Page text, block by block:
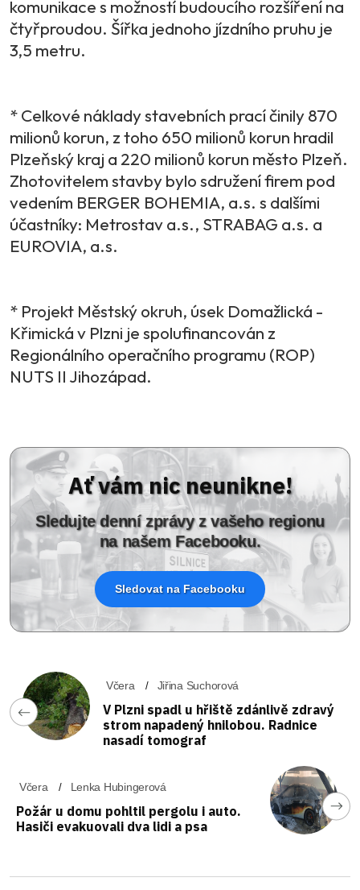
komunikace s možností budoucího rozšíření na
čtyřproudou. Šířka jednoho jízdního pruhu je
3,5 metru.
* Celkové náklady stavebních prací činily 870
milionů korun, z toho 650 milionů korun hradil
Plzeňský kraj a 220 milionů korun město Plzeň.
Zhotovitelem stavby bylo sdružení firem pod
vedením BERGER BOHEMIA, a.s. s dalšími
účastníky: Metrostav a.s., STRABAG a.s. a
EUROVIA, a.s.
* Projekt Městský okruh, úsek Domažlická -
Křimická v Plzni je spolufinancován z
Regionálního operačního programu (ROP)
NUTS II Jihozápad.
Ať vám nic neunikne!
Sledujte denní zprávy z vašeho regionu
na našem Facebooku.
Sledovat na Facebooku
Včera Jiřina Suchorová
V Plzni spadl u hřiště zdánlivě zdravý
strom napadený hnilobou. Radnice
nasadí tomograf
Včera Lenka Hubingerová
Požár u domu pohltil pergolu i auto.
Hasiči evakuovali dva lidi a psa